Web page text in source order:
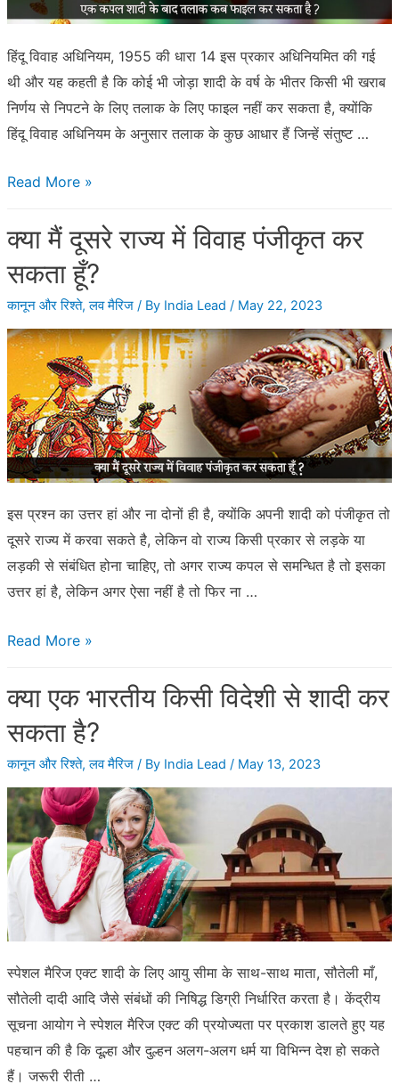
हिंदू विवाह अधिनियम, 1955 की धारा 14 इस प्रकार अधिनियमित की गई
थी और यह कहती है कि कोई भी जोड़ा शादी के वर्ष के भीतर किसी भी खराब
निर्णय से निपटने के लिए तलाक के लिए फाइल नहीं कर सकता है, क्योंकि
हिंदू विवाह अधिनियम के अनुसार तलाक के कुछ आधार हैं जिन्हें संतुष्ट …
एक
शादी
बाद
तलाक
कब
फाइल
सकता
है?
Read More »
क्या मैं दूसरे राज्य में विवाह पंजीकृत कर
सकता हूँ?
कानून और रिश्ते,लव मैरिज/ By India Lead / May 22, 2023
इस प्रश्न का उत्तर हां और ना दोनों ही है, क्योंकि अपनी शादी को पंजीकृत तो
दूसरे राज्य में करवा सकते है, लेकिन वो राज्य किसी प्रकार से लड़के या
लड़की से संबंधित होना चाहिए, तो अगर राज्य कपल से समन्धित है तो इसका
उत्तर हां है, लेकिन अगर ऐसा नहीं है तो फिर ना …
क्या
दूसरे
में
विवाह
पंजीकृत
कर
सकता
हूँ?
Read More »
क्या एक भारतीय किसी विदेशी से शादी कर
सकता है?
कानून और रिश्ते,लव मैरिज/ By India Lead / May 13, 2023
स्पेशल मैरिज एक्ट शादी के लिए आयु सीमा के साथ-साथ माता, सौतेली माँ,
सौतेली दादी आदि जैसे संबंधों की निषिद्ध डिग्री निर्धारित करता है। केंद्रीय
सूचना आयोग ने स्पेशल मैरिज एक्ट की प्रयोज्यता पर प्रकाश डालते हुए यह
पहचान की है कि दूल्हा और दुल्हन अलग-अलग धर्म या विभिन्न देश हो सकते
हैं। जरूरी रीती …